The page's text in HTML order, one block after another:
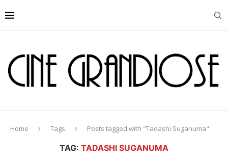
Home Tags Posts tagged with "Tadashi Suganuma"
TAG: TADASHI SUGANUMA